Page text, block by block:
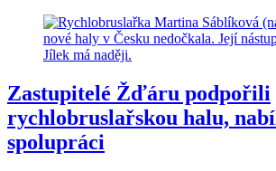
Zastupitelé Žďáru podpořili
rychlobruslařskou halu,
spolupráci